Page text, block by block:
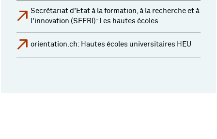
Secrétariat d’Etat à la formation, à la recherche et à
l'innovation (SEFRI): Les hautes écoles
orientation.ch: Hautes écoles universitaires HEU